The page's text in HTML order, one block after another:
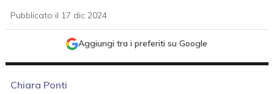
Pubblicato il 17 dic 2024
Aggiungi tra i preferiti su Google
Chiara Ponti